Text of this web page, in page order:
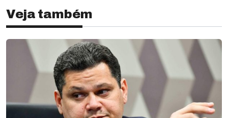
Veja também